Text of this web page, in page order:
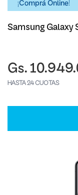
¡Comprá Online!
Samsung Galaxy
Gs.
HASTA 24 CUOTAS